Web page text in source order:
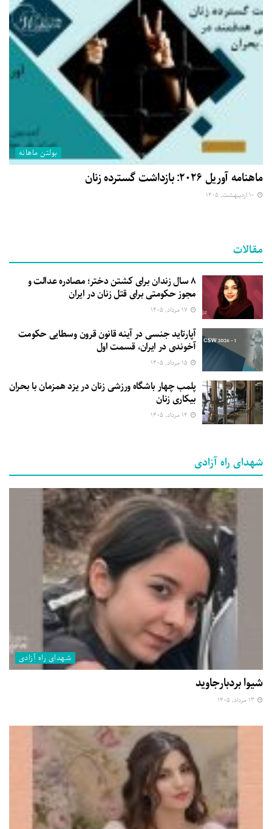
بولتن ماهانه
ماهنامه آوریل ۲۰۲۶: بازداشت گسترده زنان
مقالات
۸ سال زندان برای کشتن دختر؛ مصادره عدالت و
مجوز حکومتی برای قتل زنان در ایران
آپارتاید جنسی در آینه قانون قرون وسطایی حکومت
آخوندی در ایران، قسمت اول
پلمب چهار باشگاه ورزشی زنان در یزد همزمان با بحران
بیکاری زنان
شهدای راه آزادی
شهدای راه آزادی
شیوا بردبارجاوید